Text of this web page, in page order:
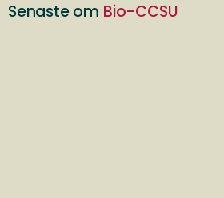
Senaste om Bio-CCSU